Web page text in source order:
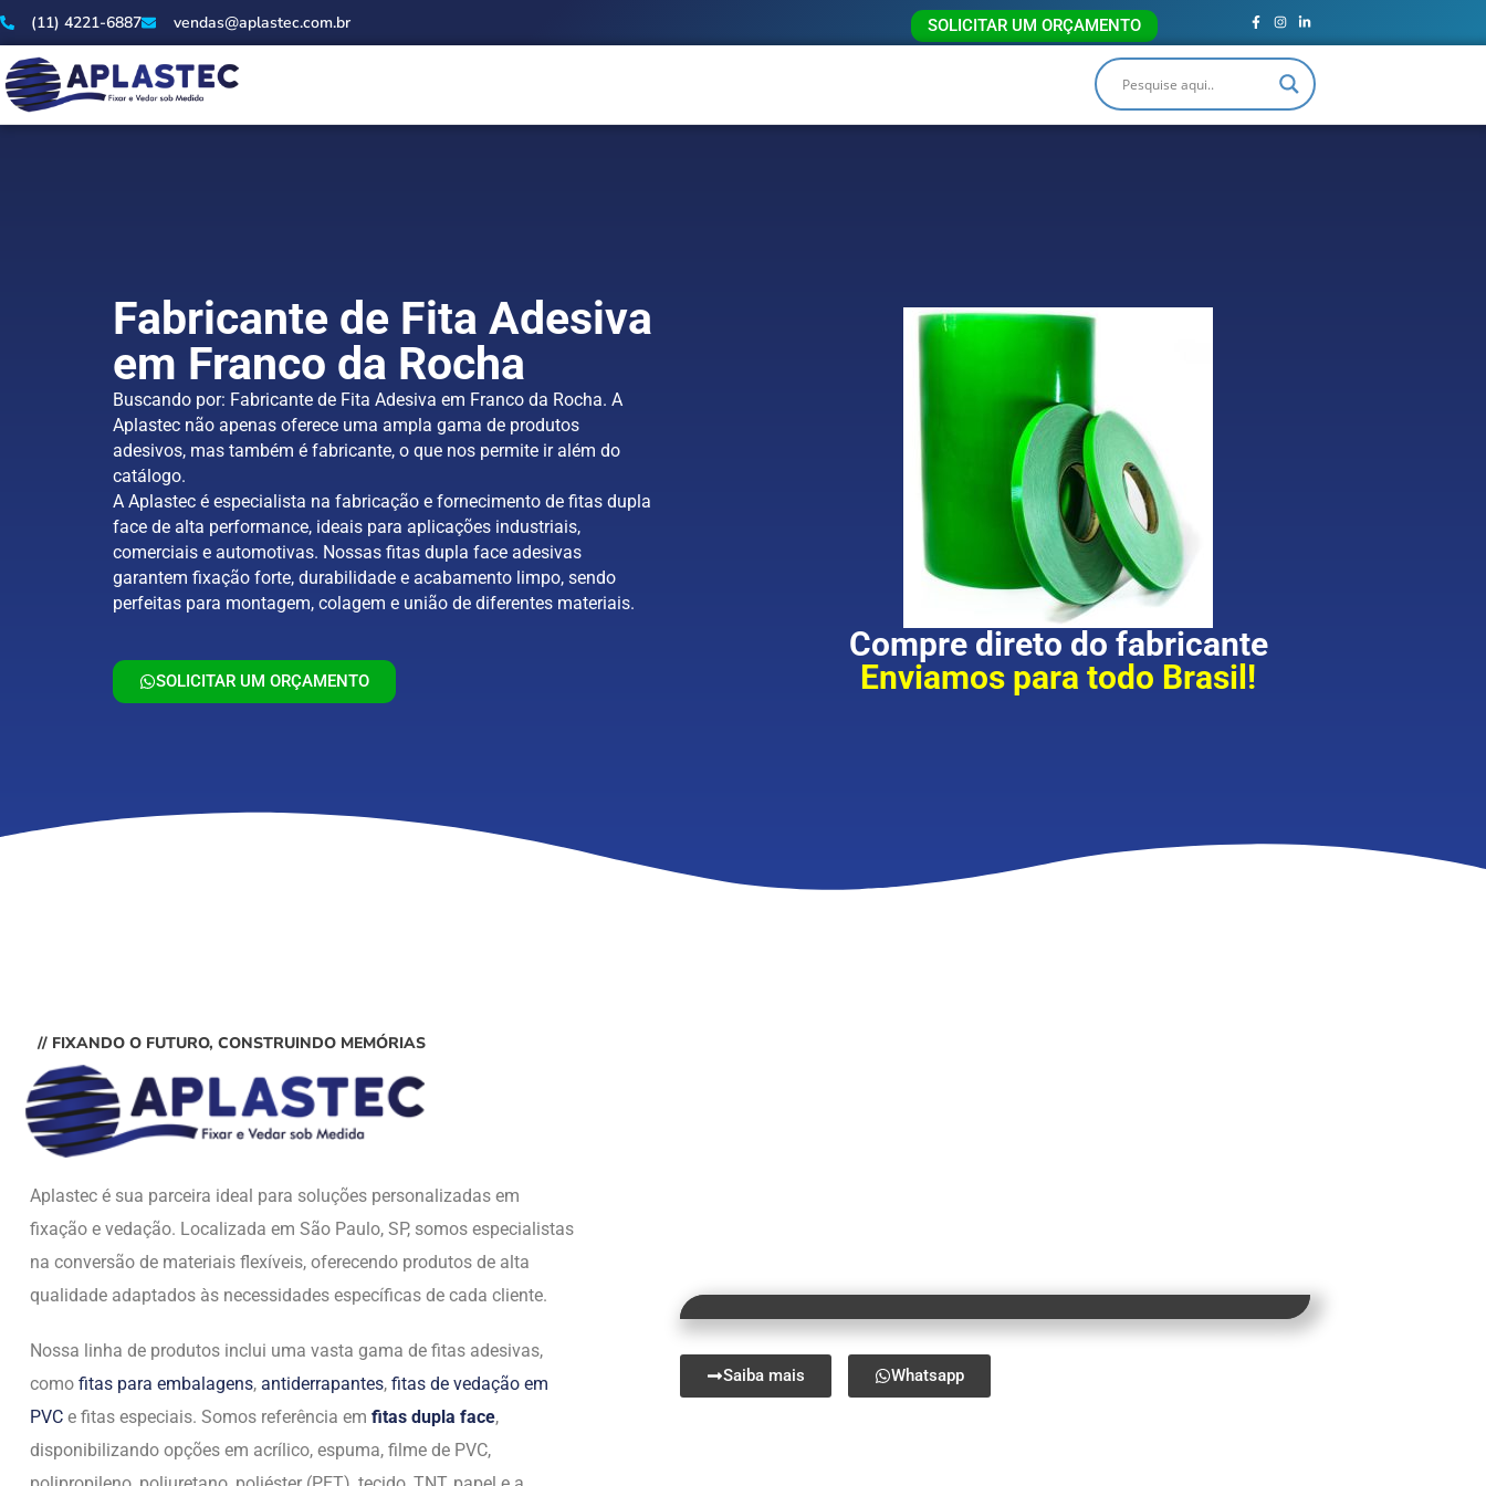
(11) 4221-6887 vendas@aplastec.com.br SOLICITAR UM ORÇAMENTO
Fabricante de Fita Adesiva
em Franco da Rocha
Buscando por: Fabricante de Fita Adesiva em Franco da Rocha. A
Aplastec não apenas oferece uma ampla gama de produtos
adesivos, mas também é fabricante, o que nos permite ir além do
catálogo.
A Aplastec é especialista na fabricação e fornecimento de fitas dupla
face de alta performance, ideais para aplicações industriais,
comerciais e automotivas. Nossas fitas dupla face adesivas
garantem fixação forte, durabilidade e acabamento limpo, sendo
perfeitas para montagem, colagem e união de diferentes materiais.
SOLICITAR UM ORÇAMENTO
Compre direto do fabricante
Enviamos para todo Brasil!
// FIXANDO O FUTURO, CONSTRUINDO MEMÓRIAS
Aplastec é sua parceira ideal para soluções personalizadas em
fixação e vedação. Localizada em São Paulo, SP, somos especialistas
na conversão de materiais flexíveis, oferecendo produtos de alta
qualidade adaptados às necessidades específicas de cada cliente.
Nossa linha de produtos inclui uma vasta gama de fitas adesivas,
como fitas para embalagens, antiderrapantes, fitas de vedação em
PVC e fitas especiais. Somos referência em fitas dupla face,
disponibilizando opções em acrílico, espuma, filme de PVC,
Saiba mais Whatsapp